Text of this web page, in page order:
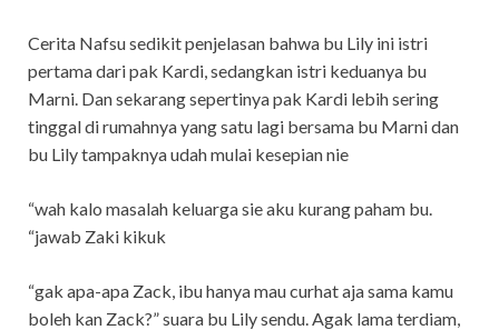
Cerita Nafsu sedikit penjelasan bahwa bu Lily ini istri
pertama dari pak Kardi, sedangkan istri keduanya bu
Marni. Dan sekarang sepertinya pak Kardi lebih sering
tinggal di rumahnya yang satu lagi bersama bu Marni dan
bu Lily tampaknya udah mulai kesepian nie
“wah kalo masalah keluarga sie aku kurang paham bu.
“jawab Zaki kikuk
“gak apa-apa Zack, ibu hanya mau curhat aja sama kamu
boleh kan Zack?” suara bu Lily sendu. Agak lama terdiam,